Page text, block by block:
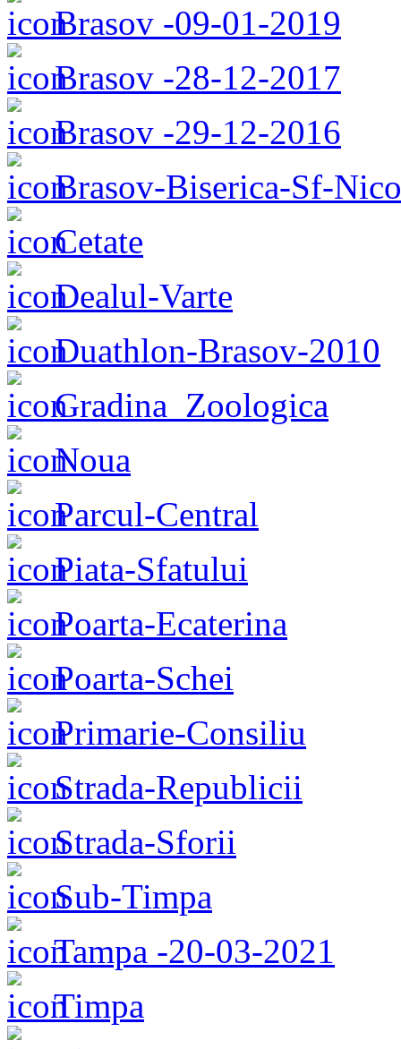
Brasov -09-01-2019
Brasov -28-12-2017
Brasov -29-12-2016
Brasov-Biserica-Sf-
Cetate
Dealul-Varte
Duathlon-Brasov-2010
Gradina_Zoologica
Noua
Parcul-Central
Piata-Sfatului
Poarta-Ecaterina
Poarta-Schei
Primarie-Consiliu
Strada-Republicii
Strada-Sforii
Sub-Timpa
Tampa -20-03-2021
Timpa